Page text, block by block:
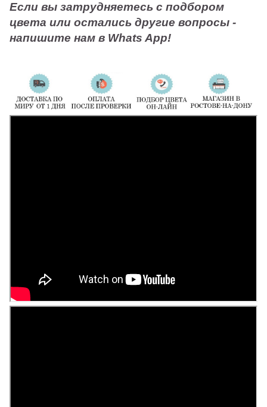
Если вы затрудняетесь с подбором
цвета или остались другие вопросы -
напишите нам в Whats App!